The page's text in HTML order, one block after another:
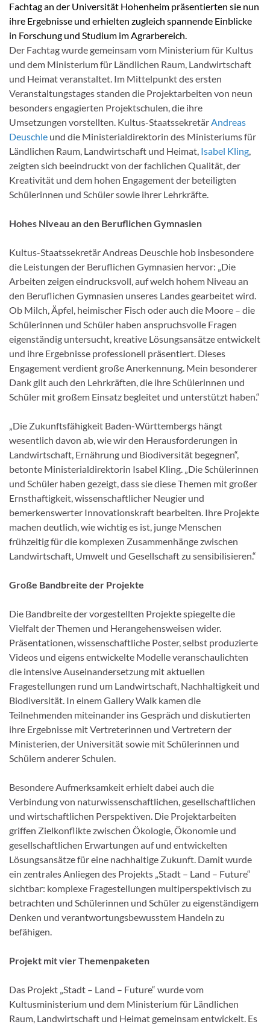
Fachtag an der Universität Hohenheim präsentierten sie nun
ihre Ergebnisse und erhielten zugleich spannende Einblicke
in Forschung und Studium im Agrarbereich.
Der Fachtag wurde gemeinsam vom Ministerium für Kultus
und dem Ministerium für Ländlichen Raum, Landwirtschaft
und Heimat veranstaltet. Im Mittelpunkt des ersten
Veranstaltungstages standen die Projektarbeiten von neun
besonders engagierten Projektschulen, die ihre
Umsetzungen vorstellten. Kultus-StaatssekretärAndreas
Deuschle und die Ministerialdirektorin des Ministeriums für
Ländlichen Raum, Landwirtschaft und Heimat, Isabel Kling,
zeigten sich beeindruckt von der fachlichen Qualität, der
Kreativität und dem hohen Engagement der beteiligten
Schülerinnen und Schüler sowie ihrer Lehrkräfte.
Hohes Niveau an den Beruflichen Gymnasien
Kultus-Staatssekretär Andreas Deuschle hob insbesondere
die Leistungen der Beruflichen Gymnasien hervor: „Die
Arbeiten zeigen eindrucksvoll, auf welch hohem Niveau an
den Beruflichen Gymnasien unseres Landes gearbeitet wird.
Ob Milch, Äpfel, heimischer Fisch oder auch die Moore – die
Schülerinnen und Schüler haben anspruchsvolle Fragen
eigenständig untersucht, kreative Lösungsansätze entwickelt
und ihre Ergebnisse professionell präsentiert. Dieses
Engagement verdient große Anerkennung. Mein besonderer
Dank gilt auch den Lehrkräften, die ihre Schülerinnen und
Schüler mit großem Einsatz begleitet und unterstützt haben.“
„Die Zukunftsfähigkeit Baden-Württembergs hängt
wesentlich davon ab, wie wir den Herausforderungen in
Landwirtschaft, Ernährung und Biodiversität begegnen“,
betonte Ministerialdirektorin Isabel Kling. „Die Schülerinnen
und Schüler haben gezeigt, dass sie diese Themen mit großer
Ernsthaftigkeit, wissenschaftlicher Neugier und
bemerkenswerter Innovationskraft bearbeiten. Ihre Projekte
machen deutlich, wie wichtig es ist, junge Menschen
frühzeitig für die komplexen Zusammenhänge zwischen
Landwirtschaft, Umwelt und Gesellschaft zu sensibilisieren.“
Große Bandbreite der Projekte
Die Bandbreite der vorgestellten Projekte spiegelte die
Vielfalt der Themen und Herangehensweisen wider.
Präsentationen, wissenschaftliche Poster, selbst produzierte
Videos und eigens entwickelte Modelle veranschaulichten
die intensive Auseinandersetzung mit aktuellen
Fragestellungen rund um Landwirtschaft, Nachhaltigkeit und
Biodiversität. In einem Gallery Walk kamen die
Teilnehmenden miteinander ins Gespräch und diskutierten
ihre Ergebnisse mit Vertreterinnen und Vertretern der
Ministerien, der Universität sowie mit Schülerinnen und
Schülern anderer Schulen.
Besondere Aufmerksamkeit erhielt dabei auch die
Verbindung von naturwissenschaftlichen, gesellschaftlichen
und wirtschaftlichen Perspektiven. Die Projektarbeiten
griffen Zielkonflikte zwischen Ökologie, Ökonomie und
gesellschaftlichen Erwartungen auf und entwickelten
Lösungsansätze für eine nachhaltige Zukunft. Damit wurde
ein zentrales Anliegen des Projekts „Stadt – Land – Future“
sichtbar: komplexe Fragestellungen multiperspektivisch zu
betrachten und Schülerinnen und Schüler zu eigenständigem
Denken und verantwortungsbewusstem Handeln zu
befähigen.
Projekt mit vier Themenpaketen
Das Projekt „Stadt – Land – Future“ wurde vom
Kultusministerium und dem Ministerium für Ländlichen
Raum, Landwirtschaft und Heimat gemeinsam entwickelt. Es